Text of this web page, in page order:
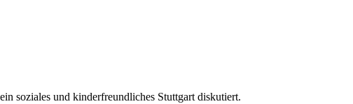
soziales und kinderfreundliches Stuttgart diskutiert.